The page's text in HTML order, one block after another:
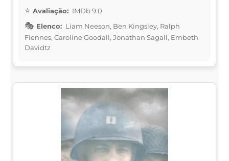
Avaliação: IMDb 9.0
Elenco: Liam Neeson, Ben Kingsley, Ralph
Fiennes, Caroline Goodall, Jonathan Sagall, Embeth
Davidtz